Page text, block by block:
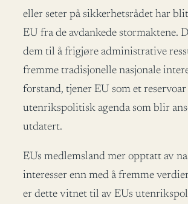
eller seter på sikkerhetsrådet har
EU fra de avdankede stormaktene.
dem til å frigjøre administrative
fremme tradisjonelle nasjonale
forstand, tjener EU som et
utenrikspolitisk agenda som blir
utdatert.
EUs medlemsland mer opptatt av
interesser enn med å fremme
er dette vitnet til av EUs